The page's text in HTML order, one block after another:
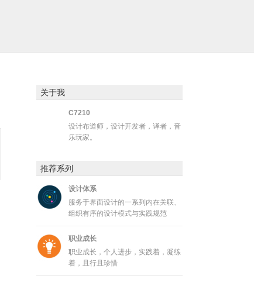
关于我
C7210
设计布道师，设计开发者，译者，音
乐玩家。
推荐系列
设计体系
服务于界面设计的一系列内在关联、
组织有序的设计模式与实践规范
职业成长
职业成长，个人进步，实践着，凝练
着，且行且珍惜